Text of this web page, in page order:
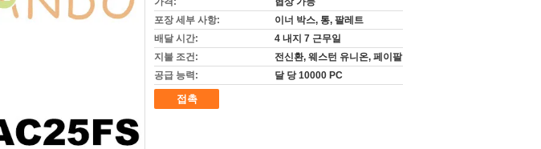
포장 세부 사항:
이너 박스, 통, 팔레트
배달 시간:
4 내지 7 근무일
지불 조건:
전신환, 웨스턴 유니온, 페이팔
공급 능력:
달 당 10000 PC
접촉